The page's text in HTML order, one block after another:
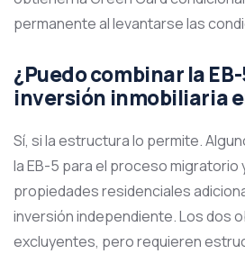
permanente al levantarse las
¿Puedo combinar la
inversión inmobiliaria
Sí, si la estructura lo permite.
la EB-5 para el proceso migratorio
propiedades residenciales
inversión independiente. Los dos
excluyentes, pero requieren